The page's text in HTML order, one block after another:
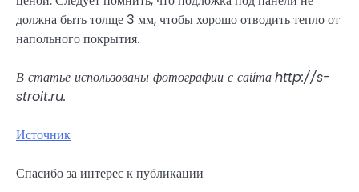
должна быть толще 3 мм, чтобы хорошо отводить тепло от
напольного покрытия.
В статье использованы фотографии с сайтаhttp://s-
stroit.ru.
Источник
Спасибо за интерес к публикации